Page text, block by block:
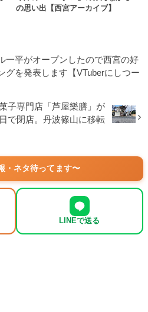
の思い出【西宮アーカイブ】
一平がオープンしたので西宮の好
グを発表します【VTuberにしつー
子専門店「芦屋樂膳」が
で閉店。丹波篠山に移転
・ネタ待ってます〜
LINEで送る